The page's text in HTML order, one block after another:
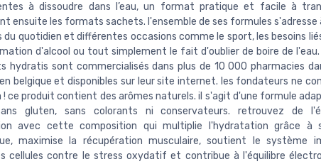
à dissoudre dans l’eau, un format pratique et facile à
ensuite les formats sachets. l'ensemble de ses formules s'adresse
du quotidien et différentes occasions comme le sport, les besoins
d'alcool ou tout simplement le fait d'oublier de boire de l'eau.
hydratis sont commercialisés dans plus de 10 000 pharmacies
belgique et disponibles sur leur site internet. les fondateurs ne
! ce produit contient des arômes naturels. il s'agit d'une formule
gluten, sans colorants ni conservateurs. retrouvez de
avec cette composition qui multiplie l'hydratation grâce à
maximise la récupération musculaire, soutient le système
cellules contre le stress oxydatif et contribue à l'équilibre